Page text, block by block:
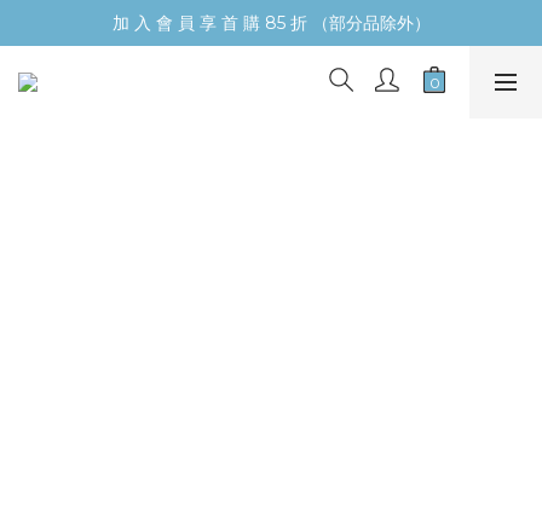
加 入 會 員 享 首 購 85 折 （部分品除外）